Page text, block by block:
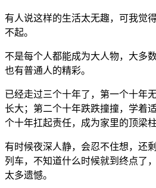
有人说这样的生活太无趣，可我觉
不起。
不是每个人都能成为大人物，大多
也有普通人的精彩。
已经走过三个十年了，第一个十年
长大；第二个十年跌跌撞撞，学着
个十年扛起责任，成为家里的顶梁柱
有时候夜深人静，会忍不住想，还
列车，不知道什么时候就到终点了
太多遗憾。